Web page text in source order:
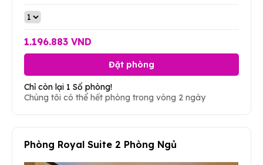
1.196.883 VND
Đặt phòng
Chỉ còn lại 1 Số phòng!
Chúng tôi có thể hết phòng trong vòng 2 ngày
Phòng Royal Suite 2 Phòng Ngủ